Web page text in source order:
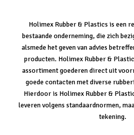
Holimex Rubber & Plastics is een
bestaande onderneming, die zich
alsmede het geven van advies
producten. Holimex Rubber &
assortiment goederen direct uit
goede contacten met diverse
Hierdoor is Holimex Rubber &
leveren volgens standaardnormen,
tekening.